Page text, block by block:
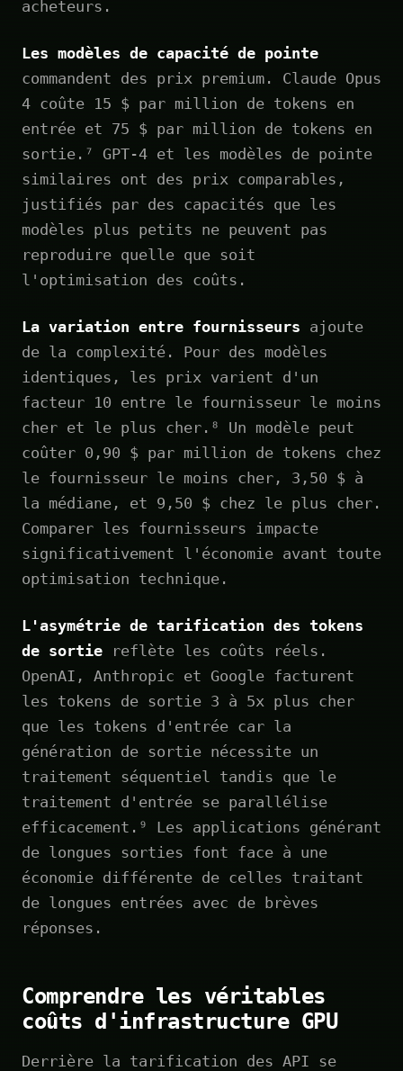
acheteurs.
Les modèles de capacité de pointe
commandent des prix premium. Claude Opus
4 coûte 15 $ par million de tokens en
entrée et 75 $ par million de tokens en
sortie.⁷ GPT-4 et les modèles de pointe
similaires ont des prix comparables,
justifiés par des capacités que les
modèles plus petits ne peuvent pas
reproduire quelle que soit
l'optimisation des coûts.
La variation entre fournisseurs ajoute
de la complexité. Pour des modèles
identiques, les prix varient d'un
facteur 10 entre le fournisseur le moins
cher et le plus cher.⁸ Un modèle peut
coûter 0,90 $ par million de tokens chez
le fournisseur le moins cher, 3,50 $ à
la médiane, et 9,50 $ chez le plus cher.
Comparer les fournisseurs impacte
significativement l'économie avant toute
optimisation technique.
L'asymétrie de tarification des tokens
de sortie reflète les coûts réels.
OpenAI, Anthropic et Google facturent
les tokens de sortie 3 à 5x plus cher
que les tokens d'entrée car la
génération de sortie nécessite un
traitement séquentiel tandis que le
traitement d'entrée se parallélise
efficacement.⁹ Les applications générant
de longues sorties font face à une
économie différente de celles traitant
de longues entrées avec de brèves
réponses.
Comprendre les véritables
coûts d'infrastructure GPU
Derrière la tarification des API se